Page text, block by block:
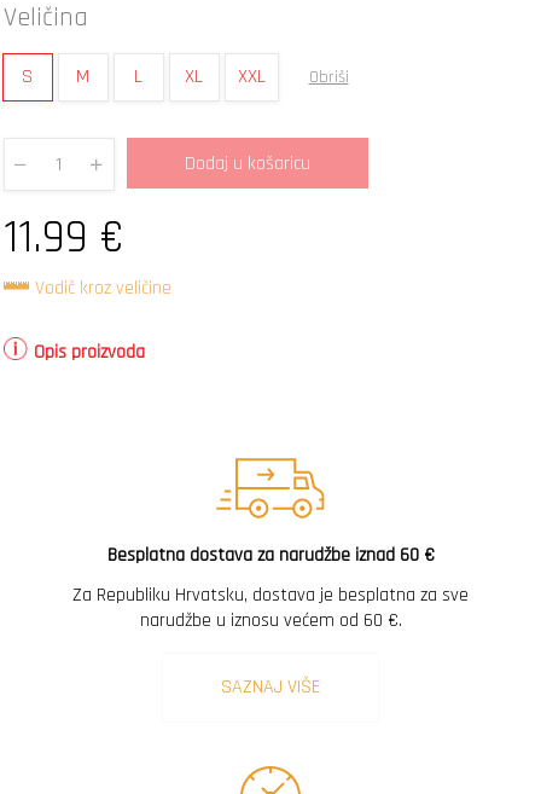
Veličina
S M L XL XXL Obriši
Quantity
Dodaj u košaricu
11.99 €
Vodič kroz veličine
Opis proizvoda
Besplatna dostava za narudžbe iznad 60 €
Za Republiku Hrvatsku, dostava je besplatna za sve
narudžbe u iznosu većem od 60 €.
SAZNAJ VIŠE